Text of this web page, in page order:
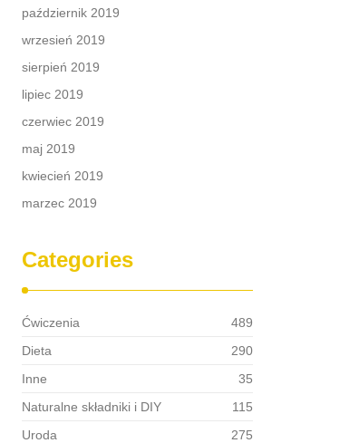
październik 2019
wrzesień 2019
sierpień 2019
lipiec 2019
czerwiec 2019
maj 2019
kwiecień 2019
marzec 2019
Categories
Ćwiczenia
489
Dieta
290
Inne
35
Naturalne składniki i DIY
115
Uroda
275